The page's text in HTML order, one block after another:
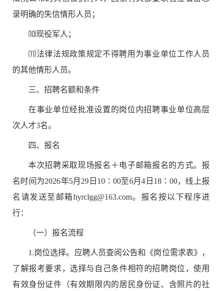
录明确的失信情形人员；
⑽现役军人；
⑾法律法规政策规定不得聘用为事业单位工作人员
的其他情形人员。
三、招聘名额和条件
在事业单位经批准设置的岗位内招聘事业单位高层
次人才3名。
四、报名
本次招聘采取现场报名＋ 电子邮箱报名的方式。报
名时间为2026年5月 29 日 10∶00至6月4 日 18∶00，线上报
名请发送至邮箱hyrclgg@163.com。 报名按以下程序进
行：
（一）报名流程
1.岗位选择。应聘人员查阅公告和 《岗位需求表》 ，
了解报考要求，选择与自己条件相符的招聘岗位，使用
有效身份证件（有效期限内的居民身份证、含照片的社